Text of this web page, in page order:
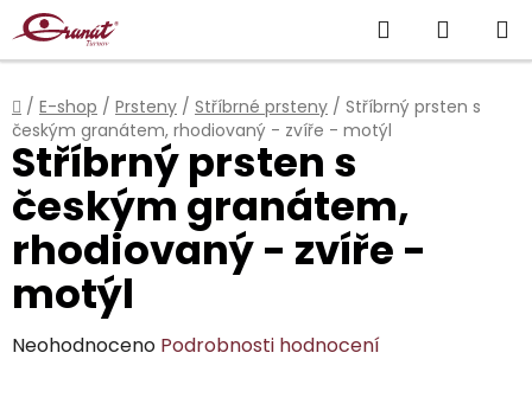
Přejít
na
obsah
Hledat
KOŠÍK
Domů
/ E-shop / Prsteny / Stříbrné prsteny / Stříbrný prsten s
českým granátem, rhodiovaný - zvíře - motýl
Stříbrný prsten s
českým granátem,
rhodiovaný - zvíře -
motýl
Průměrné
Neohodnoceno Podrobnosti hodnocení